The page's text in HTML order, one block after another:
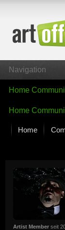
Navigation
Home
Home
Home
Artist Memberseit